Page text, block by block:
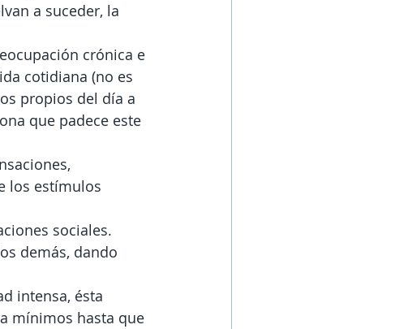
a suceder, la
crónica e
cotidiana (no es
propios del día a
que padece este
los estímulos
sociales.
demás, dando
intensa, ésta
mínimos hasta que